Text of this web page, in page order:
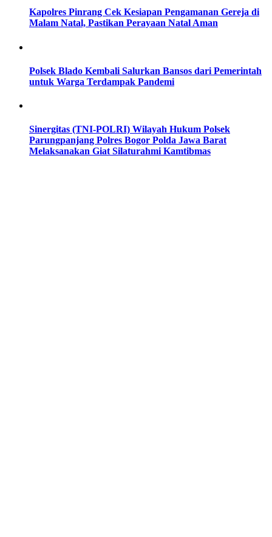
Kapolres Pinrang Cek Kesiapan Pengamanan Gereja di
Malam Natal, Pastikan Perayaan Natal Aman
Polsek Blado Kembali Salurkan Bansos dari Pemerintah
untuk Warga Terdampak Pandemi
Sinergitas (TNI-POLRI) Wilayah Hukum Polsek
Parungpanjang Polres Bogor Polda Jawa Barat
Melaksanakan Giat Silaturahmi Kamtibmas